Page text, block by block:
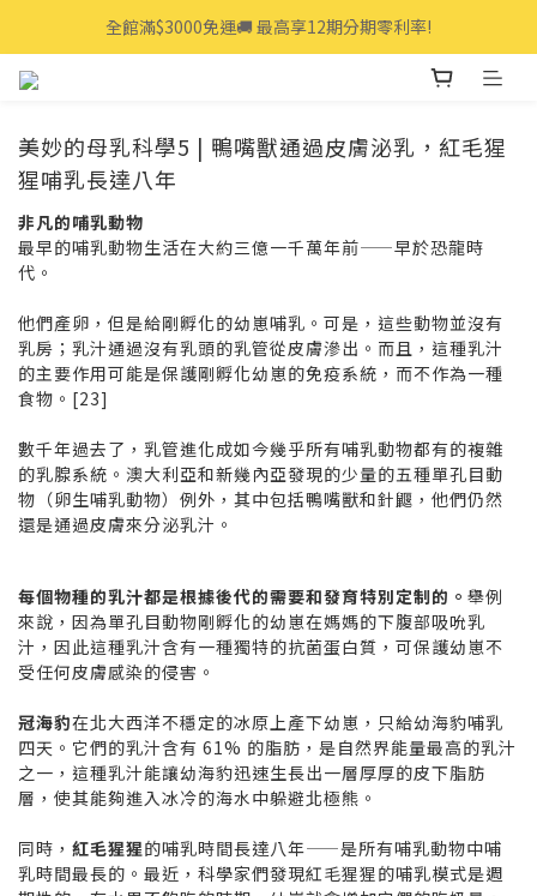
全館滿$3000免運🚚 最高享12期分期零利率!
全館滿$3000免運🚚 最高享12期分期零利率!
全館滿$3000免運🚚 最高享12期分期零利率!
美妙的母乳科學5 | 鴨嘴獸通過皮膚泌乳，紅毛猩
猩哺乳長達八年
非凡的哺乳動物
最早的哺乳動物生活在大約三億一千萬年前——早於恐龍時
代。
他們產卵，但是給剛孵化的幼崽哺乳。可是，這些動物並沒有
乳房；乳汁通過沒有乳頭的乳管從皮膚滲出。而且，這種乳汁
的主要作用可能是保護剛孵化幼崽的免疫系統，而不作為一種
食物。[23]
數千年過去了，乳管進化成如今幾乎所有哺乳動物都有的複雜
的乳腺系統。澳大利亞和新幾內亞發現的少量的五種單孔目動
物（卵生哺乳動物）例外，其中包括鴨嘴獸和針鼴，他們仍然
還是通過皮膚來分泌乳汁。
每個物種的乳汁都是根據後代的需要和發育特別定制的。 舉例
來說，因為單孔目動物剛孵化的幼崽在媽媽的下腹部吸吮乳
汁，因此這種乳汁含有一種獨特的抗菌蛋白質，可保護幼崽不
受任何皮膚感染的侵害。
冠海豹在北大西洋不穩定的冰原上產下幼崽，只給幼海豹哺乳
四天。它們的乳汁含有 61% 的脂肪，是自然界能量最高的乳汁
之一，這種乳汁能讓幼海豹迅速生長出一層厚厚的皮下脂肪
層，使其能夠進入冰冷的海水中躲避北極熊。
同時， 紅毛猩猩的哺乳時間長達八年——是所有哺乳動物中哺
乳時間最長的。最近，科學家們發現紅毛猩猩的哺乳模式是週